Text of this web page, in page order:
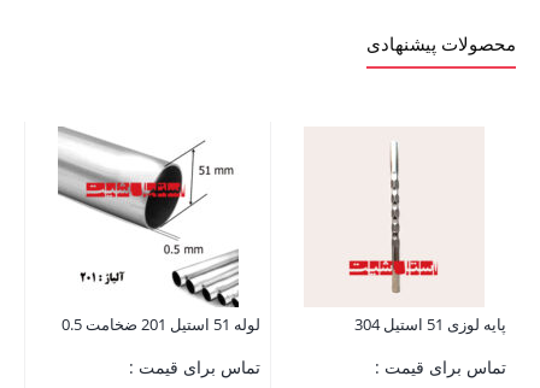
محصولات پیشنهادی
پایه لوزی 51 استیل 304
تماس برای قیمت :
لوله 51 استیل 201 ضخامت 0.5
تماس برای قیمت :